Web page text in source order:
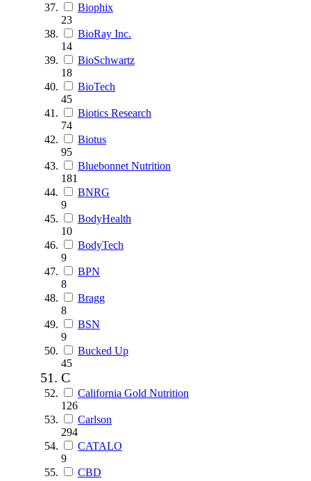
Biophix
23
BioRay Inc.
14
BioSchwartz
18
BioTech
45
Biotics Research
74
Biotus
95
Bluebonnet Nutrition
181
BNRG
9
BodyHealth
10
BodyTech
9
BPN
8
Bragg
8
BSN
9
Bucked Up
45
C
California Gold Nutrition
126
Carlson
294
CATALO
9
CBD